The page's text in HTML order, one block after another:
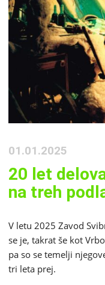
01.01.2025
20 let
na treh
V letu 2025 Zavod
se je, takrat še kot
pa so se temelji
tri leta prej.